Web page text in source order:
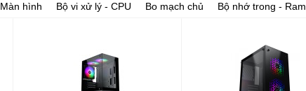
Màn hình Bộ vi xử lý - CPU Bo mạch chủ Bộ nhớ trong - Ram